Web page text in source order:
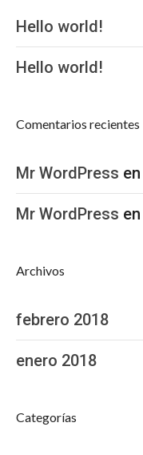
Hello world!
Hello world!
Comentarios recientes
Mr WordPress en
Mr WordPress en
Archivos
febrero 2018
enero 2018
Categorías